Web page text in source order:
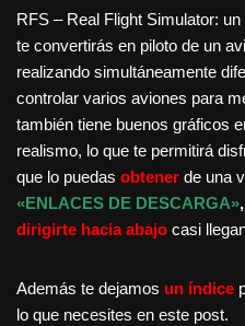
RFS – Real Flight Simulator:
te convertirás en piloto de un
realizando simultáneamente
controlar varios aviones para
también tiene buenos gráficos
realismo, lo que te permitirá
que lo puedas obtener de una
«ENLACES DE DESCARGA»,
dirigirte hacia abajo casi
Además te dejamos un índice
lo que necesites en este post.